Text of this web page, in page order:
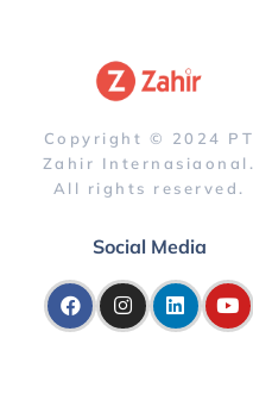
Copyright © 2024 PT
Zahir Internasiaonal.
All rights reserved.
Social Media